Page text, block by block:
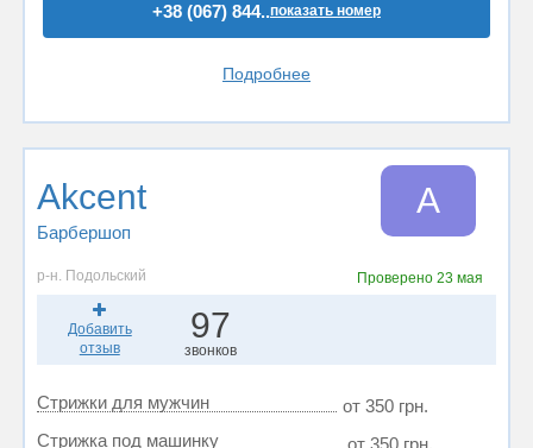
+38 (067) 844..показать номер
Подробнее
Akcent
Барбершоп
A
р-н. Подольский Проверено 23 мая
Добавить
отзыв
97
звонков
Стрижки для мужчин
от 350 грн.
Стрижка под машинку
от 350 грн.